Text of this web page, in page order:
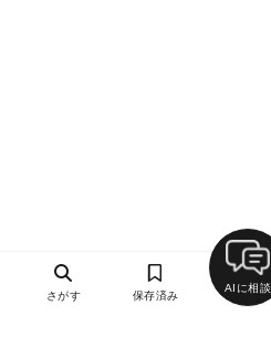
さがす 保存済み
AIに相談